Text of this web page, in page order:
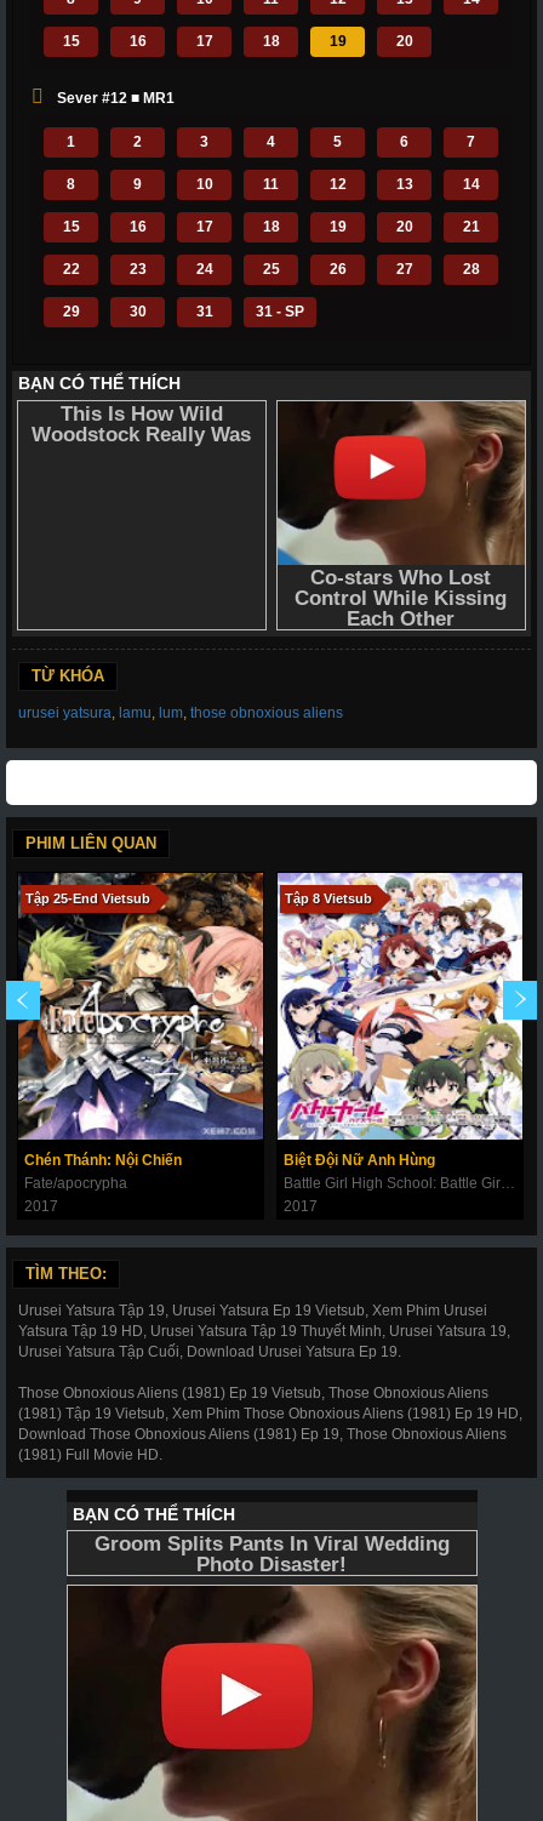
15 16 17 18 19 20
Sever #12 ■ MR1
1 2 3 4 5 6 7
8 9 10 11 12 13 14
15 16 17 18 19 20 21
22 23 24 25 26 27 28
29 30 31 31 - SP
TỪ KHÓA
urusei yatsura lamu lum those obnoxious aliens
PHIM LIÊN QUAN
Tập 25-End Vietsub
Chén Thánh: Nội Chiến
Fate/apocrypha
2017
Tập 8 Vietsub
Biệt Đội Nữ Anh Hùng
2017
TÌM THEO:
Urusei Yatsura Tập 19, Urusei Yatsura Ep 19 Vietsub, Xem Phim Urusei
Yatsura Tập 19 HD, Urusei Yatsura Tập 19 Thuyết Minh, Urusei Yatsura 19,
Urusei Yatsura Tập Cuối, Download Urusei Yatsura Ep 19.
Those Obnoxious Aliens (1981) Ep 19 Vietsub, Those Obnoxious Aliens
(1981) Tập 19 Vietsub, Xem Phim Those Obnoxious Aliens (1981) Ep 19 HD,
Download Those Obnoxious Aliens (1981) Ep 19, Those Obnoxious Aliens
(1981) Full Movie HD.